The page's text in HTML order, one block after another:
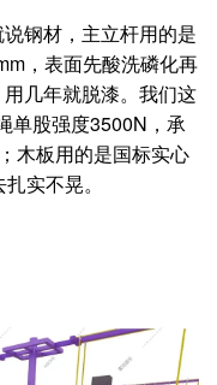
钢材，主立杆用的是
，表面先酸洗磷化再
几年就脱漆。我们这
单股强度3500N，承
木板用的是国标实心
实不晃。